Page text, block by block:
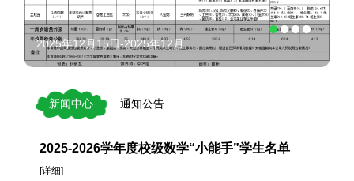
2025年12月15日-2025年12月...
新闻中心 通知公告
2025-2026学年度校级数学“小能手”学生名单
[详细]